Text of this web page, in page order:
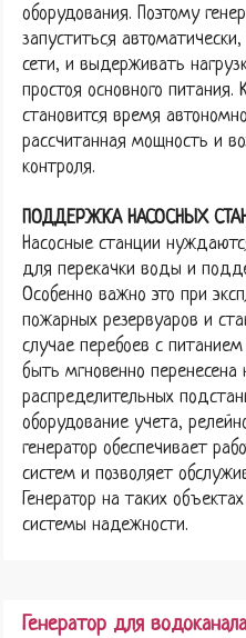
оборудования. Поэтому
запуститься
сети, и выдерживать
простоя основного
становится время
рассчитанная мощность и
контроля.
ПОДДЕРЖКА НАСОСНЫХ
Насосные станции
для перекачки воды и
Особенно важно это при
пожарных резервуаров и
случае перебоев с
быть мгновенно перенесена
распределительных
оборудование учета,
генератор обеспечивает
систем и позволяет
Генератор на таких
системы надежности.
Генератор для